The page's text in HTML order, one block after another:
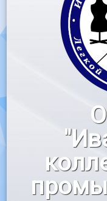
Педагогу
Воспитательная
«Профессионалы»